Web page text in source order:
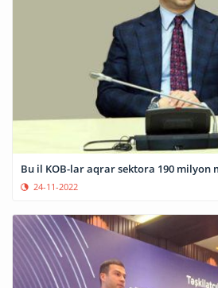
Bu il KOB-lar aqrar sektora 190 milyon
24-11-2022